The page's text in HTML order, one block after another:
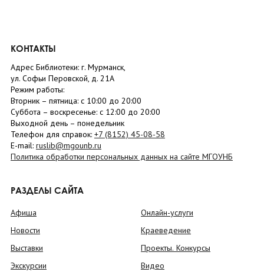
КОНТАКТЫ
Адрес Библиотеки: г. Мурманск,
ул. Софьи Перовской, д. 21А
Режим работы:
Вторник – пятница: с 10:00 до 20:00
Суббота – воскресенье: c 12:00 до 20:00
Выходной день – понедельник
Телефон для справок: +7 (8152) 45-08-58
E-mail: ruslib@mgounb.ru
Политика обработки персональных данных на сайте МГОУНБ
РАЗДЕЛЫ САЙТА
Афиша
Новости
Выставки
Экскурсии
Онлайн-услуги
Краеведение
Проекты. Конкурсы
Видео